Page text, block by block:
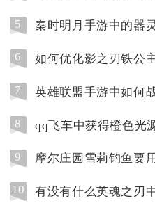
5 秦时明月手游中的器
6 如何优化影之刃铁公
7 英雄联盟手游中如何
8 qq飞车中获得橙色光
9 摩尔庄园雪莉钓鱼要
10